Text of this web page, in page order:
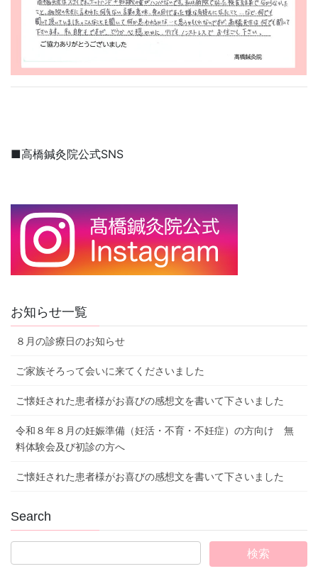
■高橋鍼灸院公式SNS
お知らせ一覧
８月の診療日のお知らせ
ご家族そろって会いに来てくださいました
ご懐妊された患者様がお喜びの感想文を書いて下さいました
令和８年８月の妊娠準備（妊活・不育・不妊症）の方向け 無
料体験会及び初診の方へ
ご懐妊された患者様がお喜びの感想文を書いて下さいました
Search